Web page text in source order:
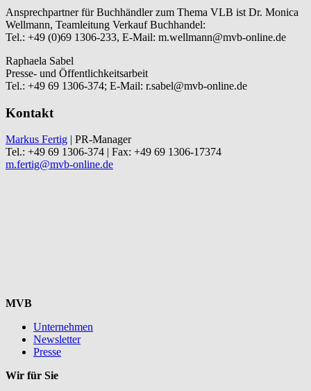
Ansprechpartner für Buchhändler zum Thema VLB ist Dr. Monica
Wellmann, Teamleitung Verkauf Buchhandel:
Tel.: +49 (0)69 1306-233, E-Mail: m.wellmann@mvb-online.de
Raphaela Sabel
Presse- und Öffentlichkeitsarbeit
Tel.: +49 69 1306-374; E-Mail: r.sabel@mvb-online.de
Kontakt
Markus Fertig | PR-Manager
Tel.: +49 69 1306-374 | Fax: +49 69 1306-17374
m.fertig@mvb-online.de
MVB
Unternehmen
Newsletter
Presse
Wir für Sie